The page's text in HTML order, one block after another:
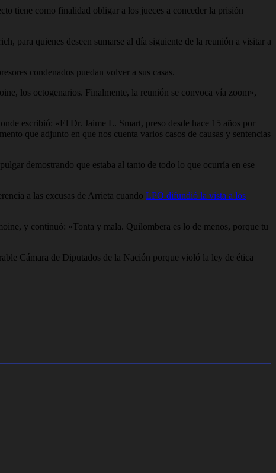
tiene como finalidad obligar a los jueces a conceder la prisión
para quienes deseen sumarse al día siguiente de la reunión a visitar a
condenados puedan volver a sus casas.
los octogenarios. Finalmente, la reunión se convoca vía zoom»,
escribió: «El Dr. Jaime L. Smart, preso desde hace 15 años por
que adjunto en que nos cuenta varios casos de causas y sentencias
demostrando que estaba al tanto de todo lo que ocurría en ese
a las excusas de Arrieta cuando LPO difundió la vista a los
y continuó: «Tonta y mala. Quilombera es lo de menos, porque tu
Cámara de Diputados de la Nación porque violó la ley de ética